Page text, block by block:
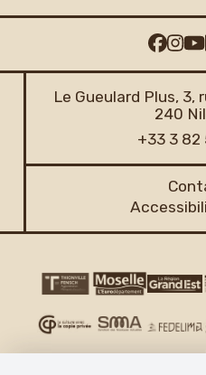
Le Gueulard Plus, 3,
240
+33 3 82